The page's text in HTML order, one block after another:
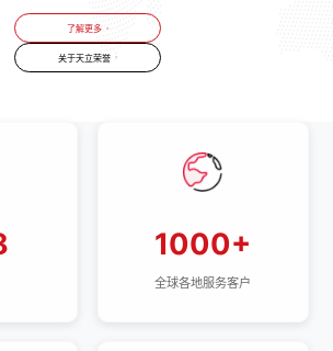
了解更多
关于天立荣誉
全球各地服务客户
1000+